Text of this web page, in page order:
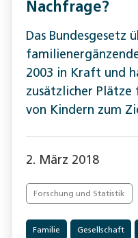
Nachfrage?
Das Bundesgesetz
2003 in Kraft und
zusätzlicher
von Kindern zum
2. März 2018
Forschung und Statistik
Familie Gesellschaft